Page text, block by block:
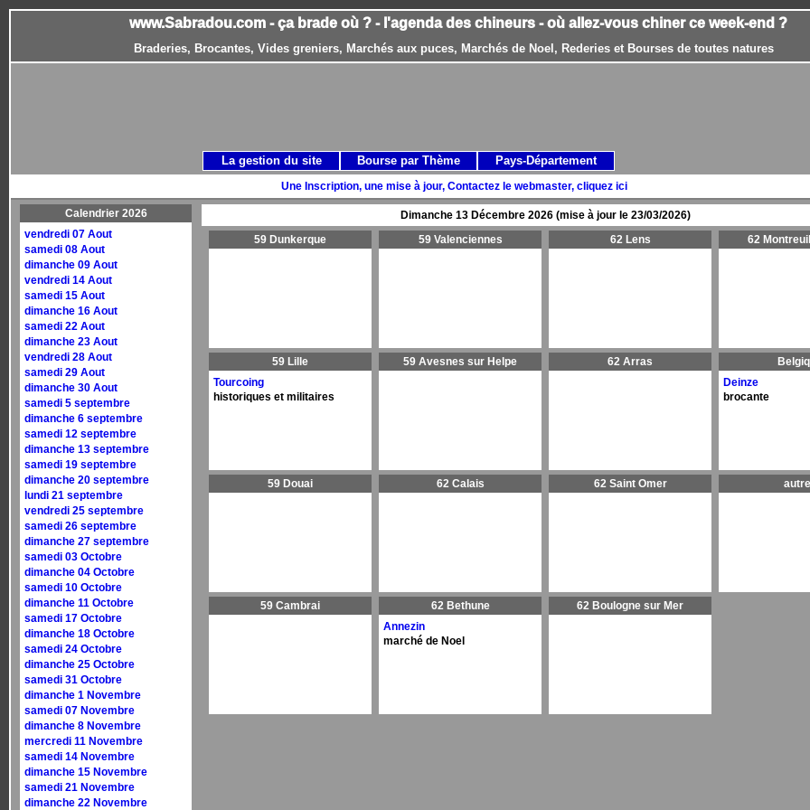
www.Sabradou.com - ça brade où ? - l'agenda des chineurs - où allez-vous chiner ce week-end ?
Braderies, Brocantes, Vides greniers, Marchés aux puces, Marchés de Noel, Rederies et Bourses de toutes natures
Une Inscription, une mise à jour, Contactez le webmaster, cliquez ici
Calendrier 2026
vendredi 07 Aout
samedi 08 Aout
dimanche 09 Aout
vendredi 14 Aout
samedi 15 Aout
dimanche 16 Aout
samedi 22 Aout
dimanche 23 Aout
vendredi 28 Aout
samedi 29 Aout
dimanche 30 Aout
samedi 5 septembre
dimanche 6 septembre
samedi 12 septembre
dimanche 13 septembre
samedi 19 septembre
dimanche 20 septembre
lundi 21 septembre
vendredi 25 septembre
samedi 26 septembre
dimanche 27 septembre
samedi 03 Octobre
dimanche 04 Octobre
samedi 10 Octobre
dimanche 11 Octobre
samedi 17 Octobre
dimanche 18 Octobre
samedi 24 Octobre
dimanche 25 Octobre
samedi 31 Octobre
dimanche 1 Novembre
samedi 07 Novembre
dimanche 8 Novembre
mercredi 11 Novembre
samedi 14 Novembre
dimanche 15 Novembre
samedi 21 Novembre
dimanche 22 Novembre
Dimanche 13 Décembre 2026 (mise à jour le 23/03/2026)
59 Dunkerque
59 Lille
Tourcoing
historiques et militaires
59 Douai
59 Cambrai
59 Valenciennes
59 Avesnes sur Helpe
62 Calais
62 Bethune
Annezin
marché de Noel
62 Lens
62 Arras
62 Saint Omer
62 Boulogne sur Mer
62
Deinze
brocante
La gestion du site Bourse par Thème Pays-Département